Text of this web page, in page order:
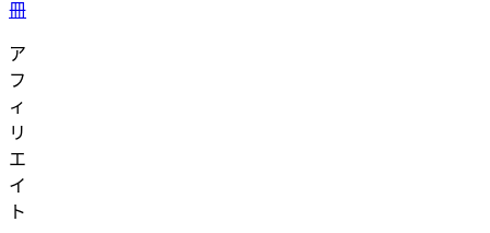
冊
ア
フ
ィ
リ
エ
イ
ト